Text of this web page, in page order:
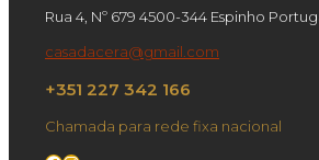
Rua 4, Nº 679 4500-344 Espinho
casadacera@gmail.com
+351 227 342 166
Chamada para rede fixa nacional